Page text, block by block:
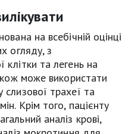
на всебічній оцінці
огляду, з
клітки та легень на
може використати
трахеї та
Крім того, пацієнту
аналіз крові,